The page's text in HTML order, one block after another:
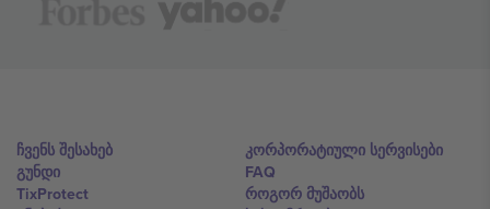
ჩვენს შესახებ
გუნდი
TixProtect
კორპორატიული სერვისები
FAQ
როგორ მუშაობს